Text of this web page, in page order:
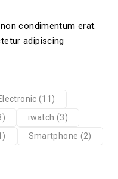
condimentum erat.
adipiscing
(11)
iwatch (3)
Smartphone (2)